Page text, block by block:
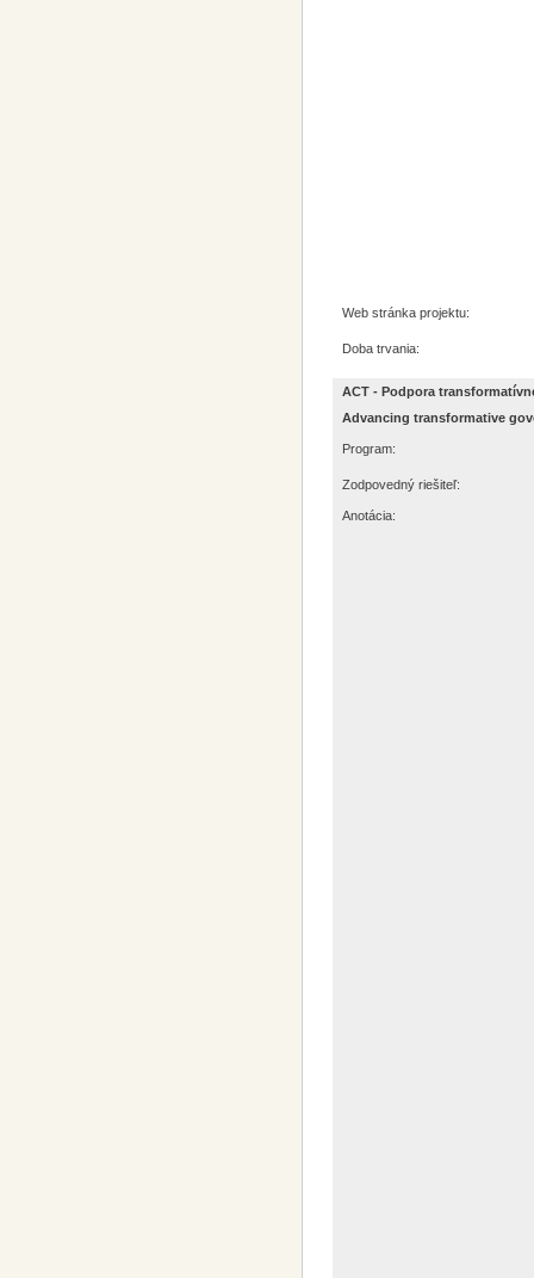
Web stránka projektu:
Doba trvania:
ACT - Podpora
Advancing transformative
Program:
Zodpovedný riešiteľ:
Anotácia: